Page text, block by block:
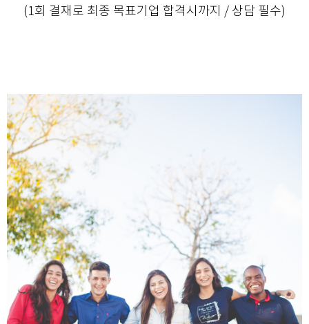
(1회 결재로 최종 목표기업 합격시까지 / 상담 필수)